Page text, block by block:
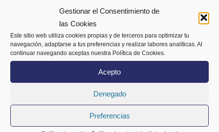
Gestionar el Consentimiento de
las Cookies
Este sitio web utiliza cookies propias y de terceros para optimizar tu
navegación, adaptarse a tus preferencias y realizar labores analíticas. Al
continuar navegando aceptas nuestra Política de Cookies.
Acepto
Denegado
Preferencias
Alameda Mazarredo 69,